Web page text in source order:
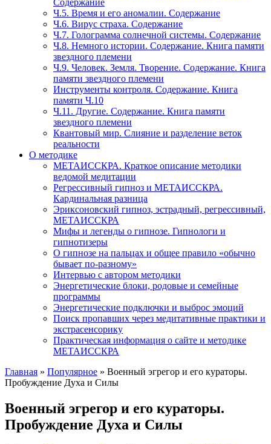
Содержание
Ч.5. Время и его аномалии. Содержание
Ч.6. Вирус страха. Содержание
Ч.7. Голограмма солнечной системы. Содержание
Ч.8. Немного истории. Содержание. Книга памяти
звездного племени
Ч.9. Человек. Земля. Творение. Содержание. Книга
памяти звездного племени
Инструменты контроля. Содержание. Книга
памяти Ч.10
Ч.11. Другие. Содержание. Книга памяти
звездного племени
Квантовый мир. Слияние и разделение веток
реальности
О методике
МЕТАИССКРА. Краткое описание методики
ведомой медитации
Регрессивный гипноз и МЕТАИССКРА.
Кардинальная разница
Эриксоновский гипноз, эстрадный, регрессивный,
МЕТАИССКРА
Мифы и легенды о гипнозе. Гипнологи и
гипнотизеры
О гипнозе на пальцах и общее правило «обычно
бывает по-разному»
Интервью с автором методики
Энергетические блоки, родовые и семейные
программы
Энергетические подключки и выброс эмоций
Поиск пропавших через медитативные практики и
экстрасенсорику
Практическая информация о сайте и методике
МЕТАИССКРА
Главная » Популярное » Военный эгрегор и его кураторы.
Пробуждение Духа и Силы
Военный эгрегор и его кураторы.
Пробуждение Духа и Силы